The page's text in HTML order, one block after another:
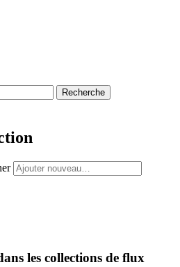
Recherche
les collections de flux